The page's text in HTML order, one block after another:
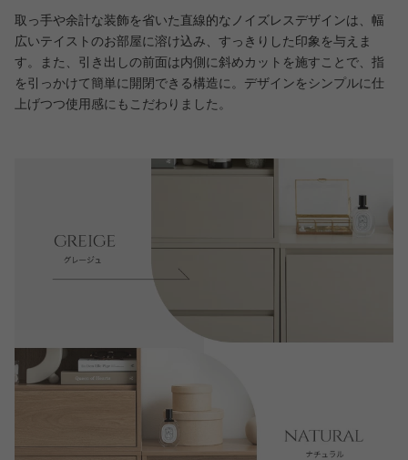
取っ手や余計な装飾を省いた直線的なノイズレスデザインは、幅
広いテイストのお部屋に溶け込み、すっきりした印象を与えま
す。また、引き出しの前面は内側に斜めカットを施すことで、指
を引っかけて簡単に開閉できる構造に。デザインをシンプルに仕
上げつつ使用感にもこだわりました。